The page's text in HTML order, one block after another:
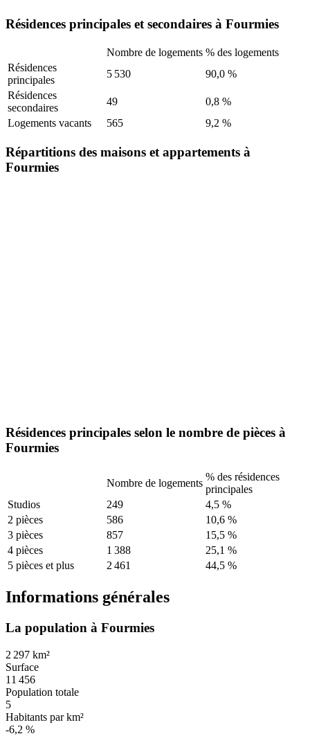
Résidences principales et secondaires à Fourmies
Nombre de logements % des logements
Résidences
principales
5 530
90,0 %
Résidences
secondaires
49
0,8 %
Logements vacants
565 9,2 %
Répartitions des maisons et appartements à
Fourmies
Résidences principales selon le nombre de pièces à
Fourmies
Nombre de logements
% des résidences
principales
Studios
249
4,5 %
2 pièces
586
10,6 %
3 pièces
857
15,5 %
4 pièces
1 388
25,1 %
5 pièces et plus
2 461 44,5 %
Informations générales
La population à Fourmies
2 297 km²
Surface
11 456
Population totale
5
Habitants par km²
-6,2 %